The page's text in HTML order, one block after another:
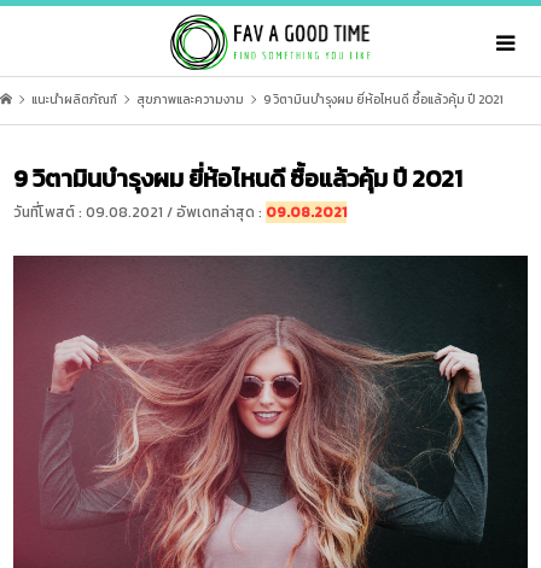
แนะนำผลิตภัณฑ์ สุขภาพและความงาม 9 วิตามินบำรุงผม ยี่ห้อไหนดี ซื้อแล้วคุ้ม ปี 2021
9 วิตามินบำรุงผม ยี่ห้อไหนดี ซื้อแล้วคุ้ม ปี 2021
วันที่โพสต์ : 09.08.2021 / อัพเดทล่าสุด : 09.08.2021